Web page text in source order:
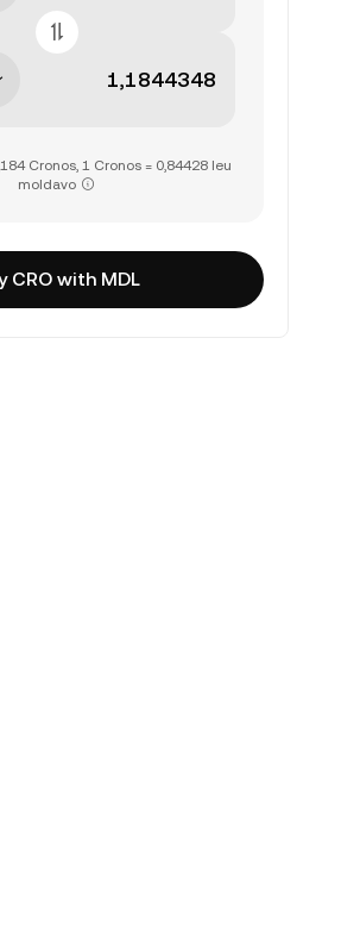
Cronos, 1 Cronos = 0,84428 leu
moldavo
CRO with MDL